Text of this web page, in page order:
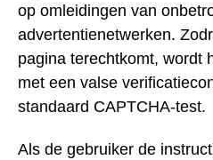
op omleidingen van
advertentienetwerken.
pagina terechtkomt, wordt
met een valse
standaard CAPTCHA-test.
Als de gebruiker de